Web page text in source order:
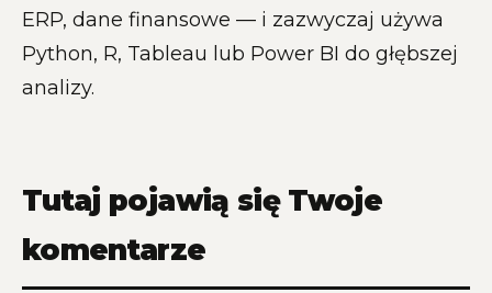
ERP, dane finansowe — i zazwyczaj używa
Python, R, Tableau lub Power BI do głębszej
analizy.
Tutaj pojawią się Twoje
komentarze